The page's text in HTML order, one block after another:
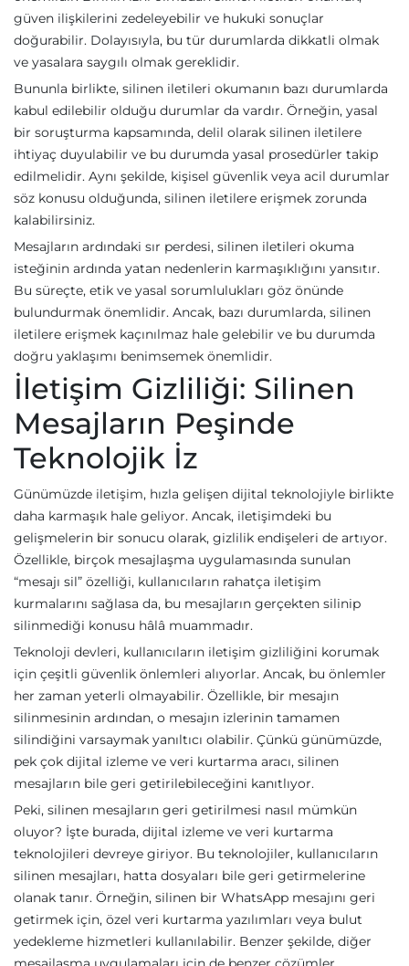
güven ilişkilerini zedeleyebilir ve hukuki sonuçlar
doğurabilir. Dolayısıyla, bu tür durumlarda dikkatli olmak
ve yasalara saygılı olmak gereklidir.
Bununla birlikte, silinen iletileri okumanın bazı durumlarda
kabul edilebilir olduğu durumlar da vardır. Örneğin, yasal
bir soruşturma kapsamında, delil olarak silinen iletilere
ihtiyaç duyulabilir ve bu durumda yasal prosedürler takip
edilmelidir. Aynı şekilde, kişisel güvenlik veya acil durumlar
söz konusu olduğunda, silinen iletilere erişmek zorunda
kalabilirsiniz.
Mesajların ardındaki sır perdesi, silinen iletileri okuma
isteğinin ardında yatan nedenlerin karmaşıklığını yansıtır.
Bu süreçte, etik ve yasal sorumlulukları göz önünde
bulundurmak önemlidir. Ancak, bazı durumlarda, silinen
iletilere erişmek kaçınılmaz hale gelebilir ve bu durumda
doğru yaklaşımı benimsemek önemlidir.
İletişim Gizliliği: Silinen
Mesajların Peşinde
Teknolojik İz
Günümüzde iletişim, hızla gelişen dijital teknolojiyle birlikte
daha karmaşık hale geliyor. Ancak, iletişimdeki bu
gelişmelerin bir sonucu olarak, gizlilik endişeleri de artıyor.
Özellikle, birçok mesajlaşma uygulamasında sunulan
“mesajı sil” özelliği, kullanıcıların rahatça iletişim
kurmalarını sağlasa da, bu mesajların gerçekten silinip
silinmediği konusu hâlâ muammadır.
Teknoloji devleri, kullanıcıların iletişim gizliliğini korumak
için çeşitli güvenlik önlemleri alıyorlar. Ancak, bu önlemler
her zaman yeterli olmayabilir. Özellikle, bir mesajın
silinmesinin ardından, o mesajın izlerinin tamamen
silindiğini varsaymak yanıltıcı olabilir. Çünkü günümüzde,
pek çok dijital izleme ve veri kurtarma aracı, silinen
mesajların bile geri getirilebileceğini kanıtlıyor.
Peki, silinen mesajların geri getirilmesi nasıl mümkün
oluyor? İşte burada, dijital izleme ve veri kurtarma
teknolojileri devreye giriyor. Bu teknolojiler, kullanıcıların
silinen mesajları, hatta dosyaları bile geri getirmelerine
olanak tanır. Örneğin, silinen bir WhatsApp mesajını geri
getirmek için, özel veri kurtarma yazılımları veya bulut
yedekleme hizmetleri kullanılabilir. Benzer şekilde, diğer